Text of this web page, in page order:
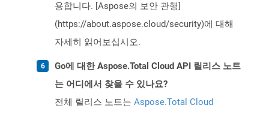
용합니다. [Aspose의 보안 관행]
(https://about.aspose.cloud/security)에 대해
자세히 읽어보십시오.
Go에 대한 Aspose.Total Cloud API 릴리스 노트
는 어디에서 찾을 수 있나요?
전체 릴리스 노트는 Aspose.Total Cloud